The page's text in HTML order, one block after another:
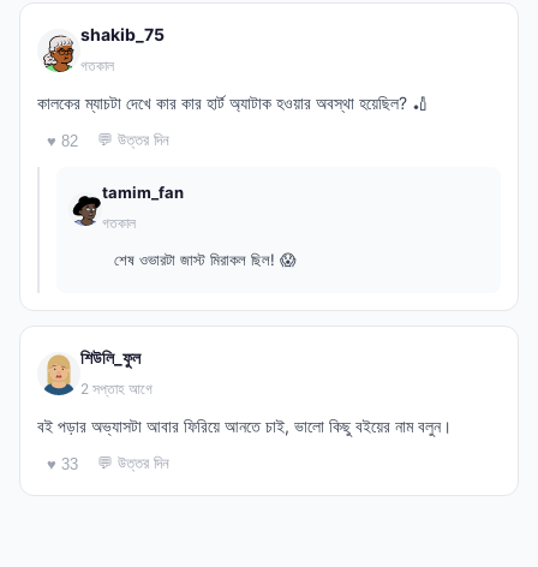
shakib_75
গতকাল
কালকের ম্যাচটা দেখে কার কার হার্ট অ্যাটাক হওয়ার অবস্থা হয়েছিল? 🏏
♥ 82 💬 উত্তর দিন
tamim_fan
গতকাল
শেষ ওভারটা জাস্ট মিরাকল ছিল! 😱
শিউলি_ফুল
2 সপ্তাহ আগে
বই পড়ার অভ্যাসটা আবার ফিরিয়ে আনতে চাই, ভালো কিছু বইয়ের নাম বলুন।
♥ 33 💬 উত্তর দিন